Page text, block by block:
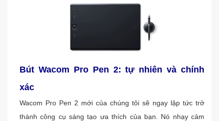
Bút Wacom Pro Pen 2: tự nhiên và chính
xác
Wacom Pro Pen 2 mới của chúng tôi sẽ ngay lập tức trở
thành công cụ sáng tạo ưa thích của bạn. Nó nhạy cảm